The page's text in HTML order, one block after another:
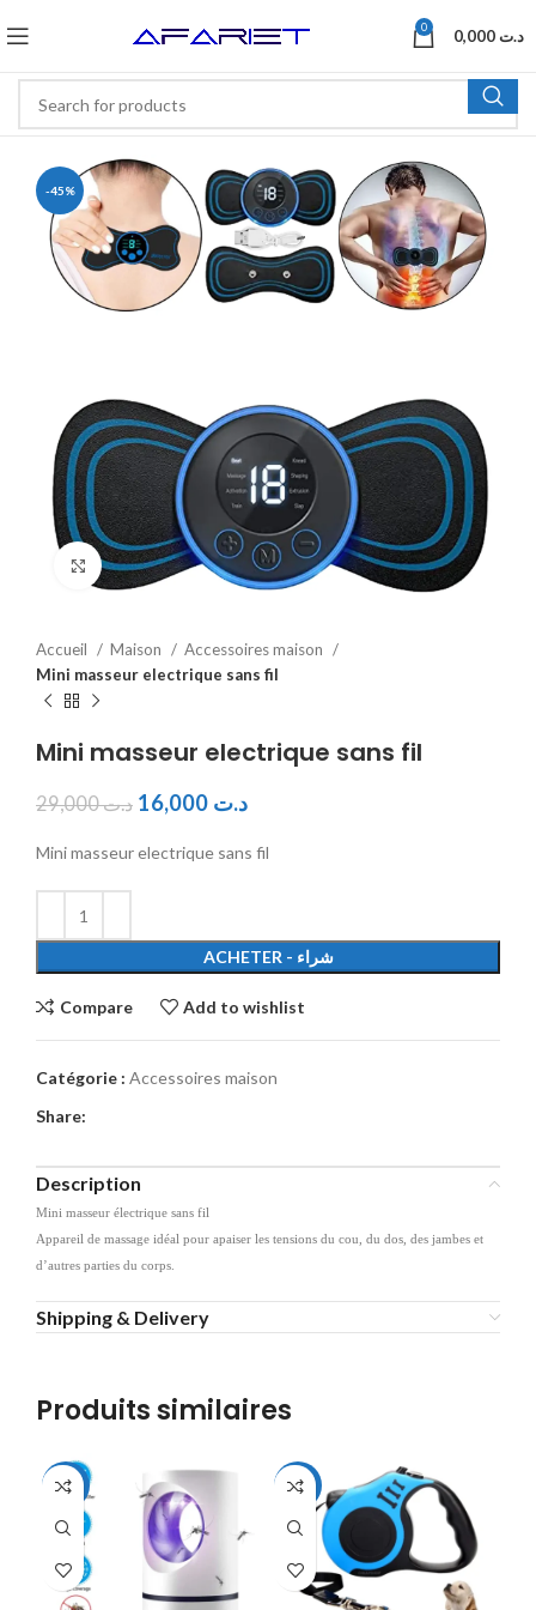
0 د.ت
-45%
Click to enlarge
Accueil Maison
Accessoires maison
Mini masseur electrique sans fil
Mini masseur electrique sans fil
د.ت29,000 د.ت
Mini masseur electrique sans fil
ACHETER - شراء
Compare Add to wishlist
Catégorie : Accessoires maison
Share:
Description
Mini masseur électrique sans fil
Appareil de massage idéal pour apaiser les tensions du cou, du dos, des jambes et
d’autres parties du corps.
Shipping & Delivery
Produits similaires
-48% -24%